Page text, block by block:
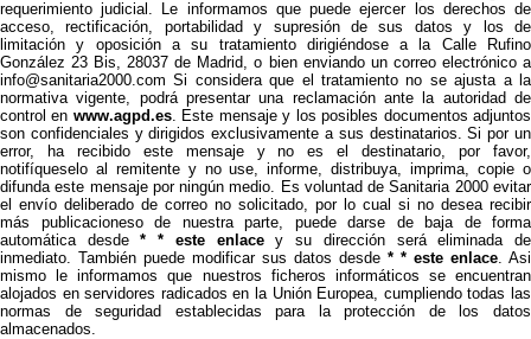
requerimiento judicial. Le informamos que puede ejercer los derechos de
acceso, rectificación, portabilidad y supresión de sus datos y los de
limitación y oposición a su tratamiento dirigiéndose a la Calle Rufino
González 23 Bis, 28037 de Madrid, o bien enviando un correo electrónico a
info@sanitaria2000.com Si considera que el tratamiento no se ajusta a la
normativa vigente, podrá presentar una reclamación ante la autoridad de
control en www.agpd.es. Este mensaje y los posibles documentos adjuntos
son confidenciales y dirigidos exclusivamente a sus destinatarios. Si por un
error, ha recibido este mensaje y no es el destinatario, por favor,
notifíqueselo al remitente y no use, informe, distribuya, imprima, copie o
difunda este mensaje por ningún medio. Es voluntad de Sanitaria 2000 evitar
el envío deliberado de correo no solicitado, por lo cual si no desea recibir
más publicacioneso de nuestra parte, puede darse de baja de forma
automática desde* * este enlacey su dirección será eliminada de
inmediato. También puede modificar sus datos desde * * este enlace . Asi
mismo le informamos que nuestros ficheros informáticos se encuentran
alojados en servidores radicados en la Unión Europea, cumpliendo todas las
normas de seguridad establecidas para la protección de los datos
almacenados.